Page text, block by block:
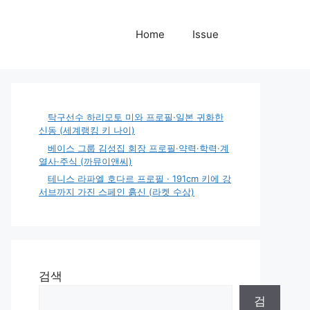
Home Issue
탁구선수 하리모토 미와 프로필·일본 귀화한
신동 (세계랭킹 키 나이)
베이스 그룹 김성집 회장 프로필·약력·학력·계
열사·주식 (까뮤이앤씨)
테니스 라파엘 호다르 프로필 · 191cm 키에 강
서브까지 가진 스페인 흙신 (라켓 수상)
검색
검